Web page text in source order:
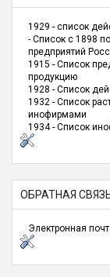
1929 - список
- Список с 1898
предприятий
1915 - Список
продукцию
1928 - Список
1932 - Список
инофирмами
1934 - Список
ОБРАТНАЯ
Электронная